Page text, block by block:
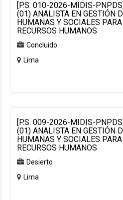
[P.S. 010-2026-MIDIS-
(01) ANALISTA EN GESTIÓN
HUMANAS Y SOCIALES
RECURSOS HUMANOS
Concluido
Lima
[P.S. 009-2026-MIDIS-
(01) ANALISTA EN GESTIÓN
HUMANAS Y SOCIALES
RECURSOS HUMANOS
Desierto
Lima